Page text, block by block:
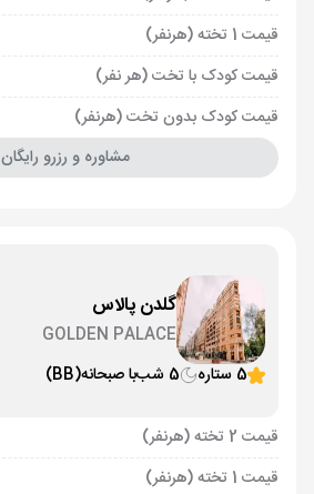
قیمت 1 تخته (هرنفر)
قیمت کودک با تخت (هر نفر)
قیمت کودک بدون تخت (هرنفر)
مشاوره و رزرو رایگان
گلدن پالاس
GOLDEN PALACE
5 ستاره
5 شب با صبحانه(BB)
قیمت 2 تخته (هرنفر)
قیمت 1 تخته (هرنفر)